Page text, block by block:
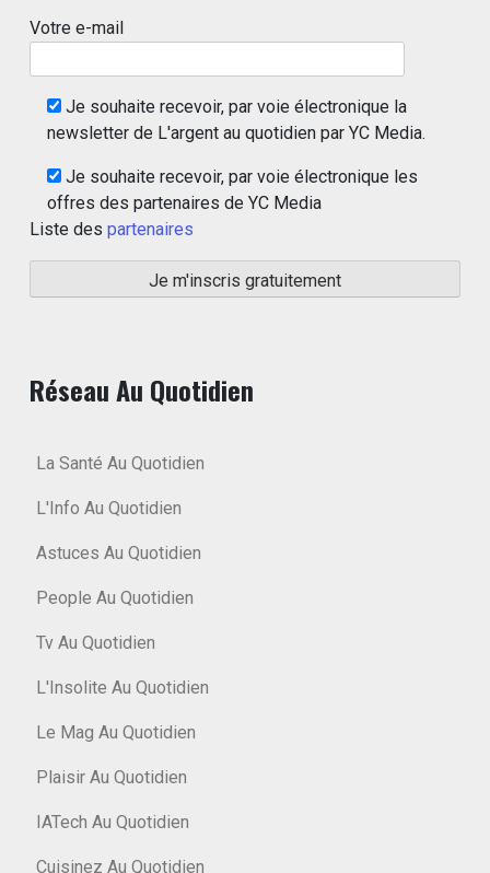
Votre e-mail
Je souhaite recevoir, par voie électronique la
newsletter de L'argent au quotidien par YC Media.
Je souhaite recevoir, par voie électronique les
offres des partenaires de YC Media
Liste des partenaires
Réseau Au Quotidien
La Santé Au Quotidien
L'Info Au Quotidien
Astuces Au Quotidien
People Au Quotidien
Tv Au Quotidien
L'Insolite Au Quotidien
Le Mag Au Quotidien
Plaisir Au Quotidien
IATech Au Quotidien
Cuisinez Au Quotidien